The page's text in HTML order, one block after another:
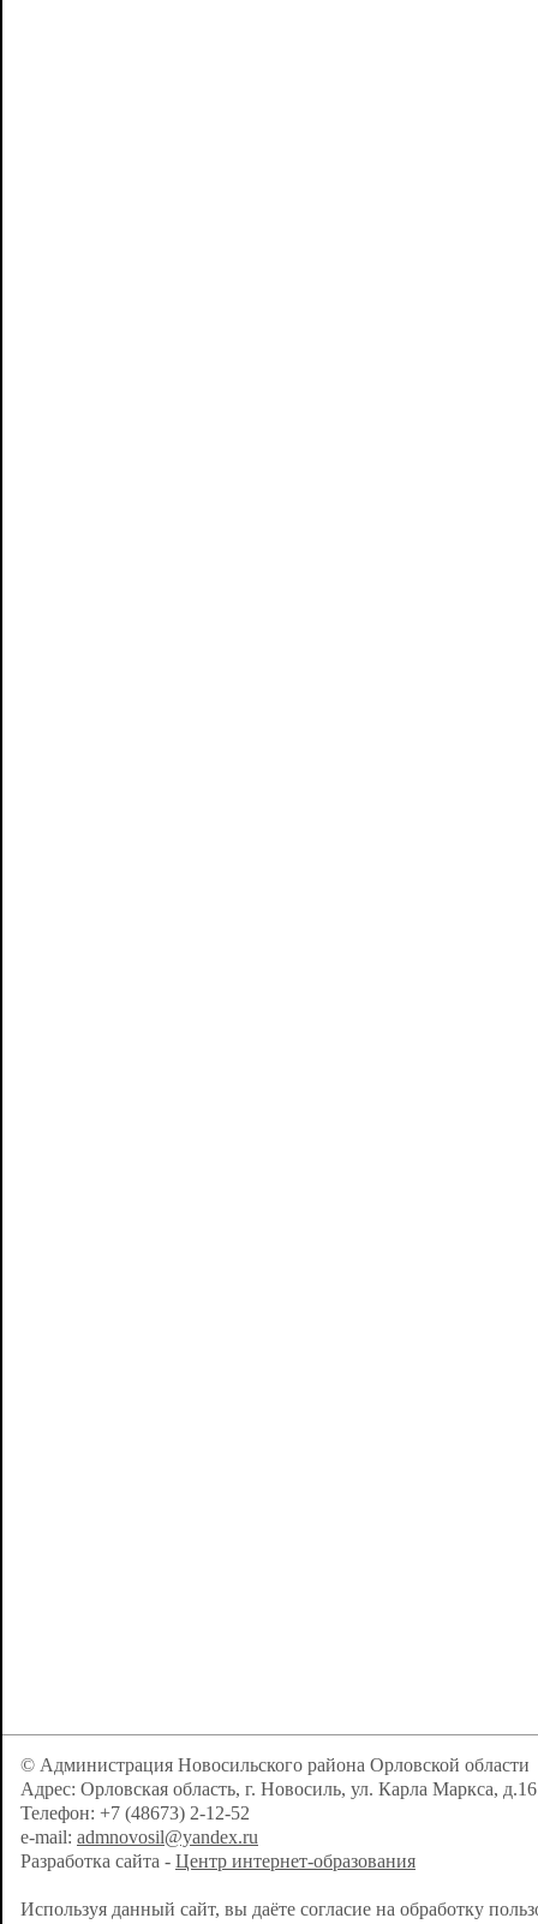
© Администрация Новосильского района Орловской области
Адрес: Орловская область, г. Новосиль, ул. Карла Маркса, д.16
Телефон: +7 (48673) 2-12-52
e-mail: admnovosil@yandex.ru
Разработка сайта - Центр интернет-образования
Используя данный сайт, вы даёте согласие на обработку